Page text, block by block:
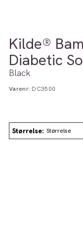
Kilde®
Diabetic
Black
Varenr: DC3500
Størrelse Størrelse